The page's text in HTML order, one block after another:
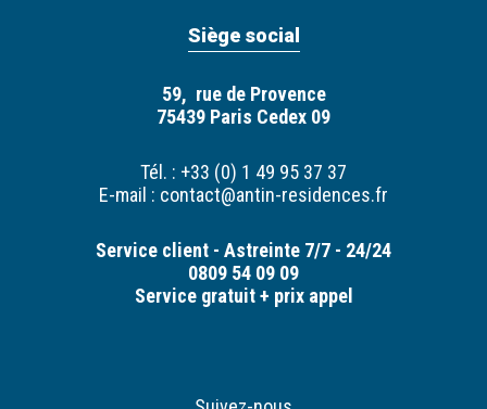
Siège social
59, rue de Provence
75439 Paris Cedex 09
Tél. : +33 (0) 1 49 95 37 37
E-mail : contact@antin-residences.fr
Service client - Astreinte 7/7 - 24/24
0809 54 09 09
Service gratuit + prix appel